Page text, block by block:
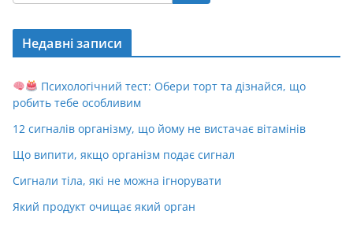
Недавні записи
Психологічний тест: Обери торт та дізнайся, що
робить тебе особливим
12 сигналів організму, що йому не вистачає вітамінів
Що випити, якщо організм подає сигнал
Сигнали тіла, які не можна ігнорувати
Який продукт очищає який орган